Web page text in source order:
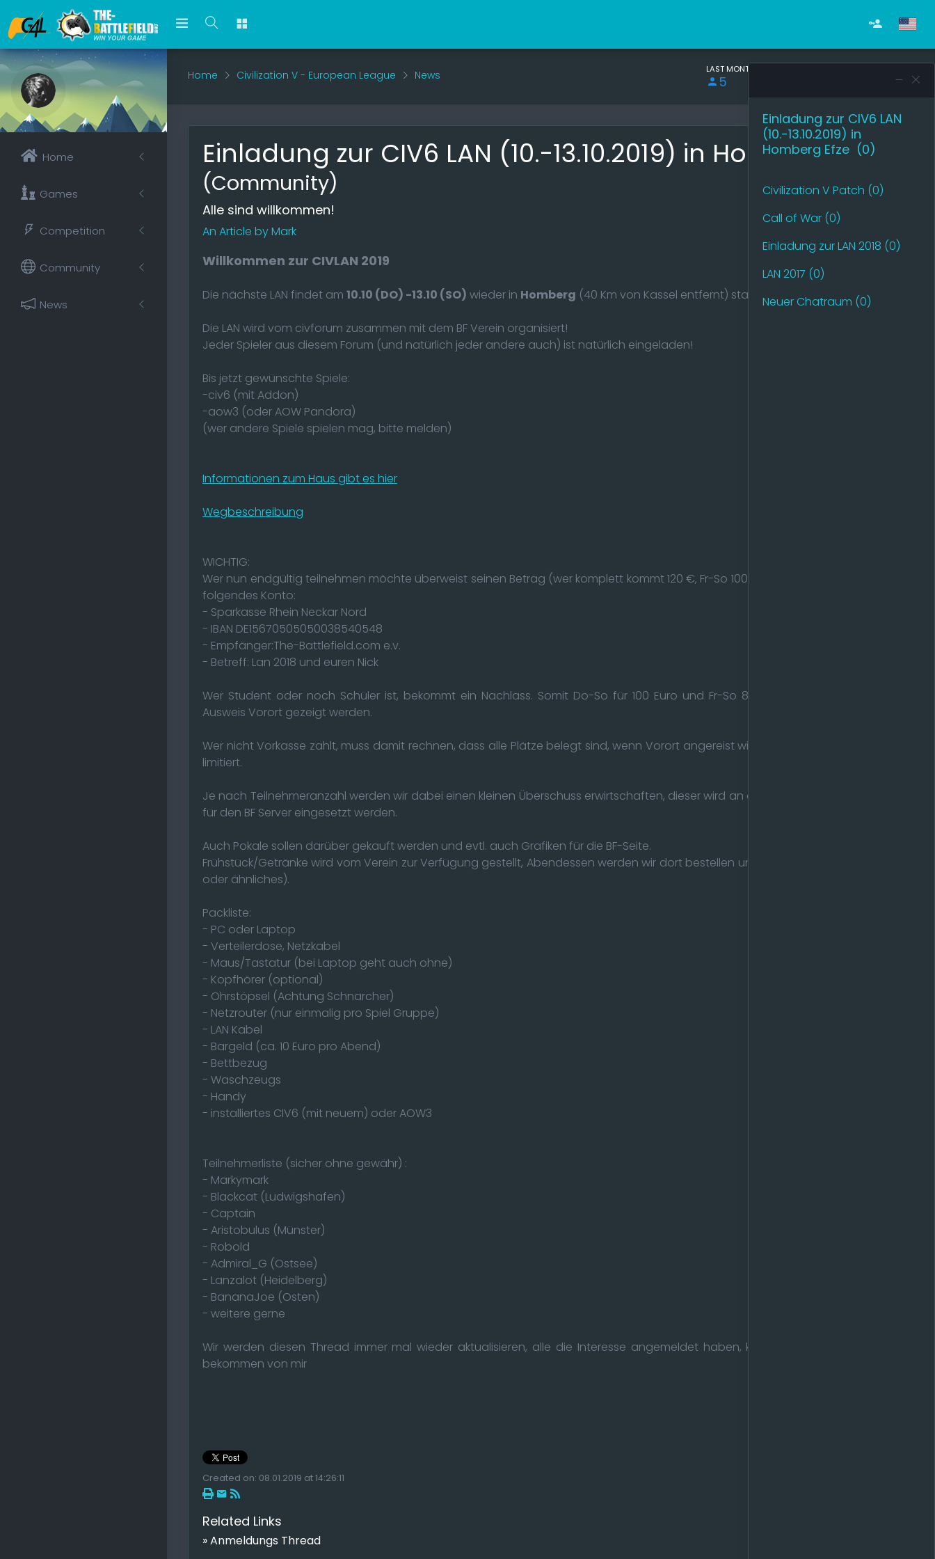
Home
Games
Competition
Community
News
Home Civilization V - European League News LAST MONTHS
5
Einladung zur CIV6 LAN (10.-13.10.2019) in Homberg Efze
(Community)
Alle sind willkommen!
An Article by Mark
Willkommen zur CIVLAN 2019
Die nächste LAN findet am 10.10 (DO) -13.10 (SO) wieder in Homberg (40 Km von Kassel entfernt) statt.
Die LAN wird vom civforum zusammen mit dem BF Verein organisiert!
Jeder Spieler aus diesem Forum (und natürlich jeder andere auch) ist natürlich eingeladen!
Bis jetzt gewünschte Spiele:
-civ6 (mit Addon)
-aow3 (oder AOW Pandora)
(wer andere Spiele spielen mag, bitte melden)
Informationen zum Haus gibt es hier
Wegbeschreibung
WICHTIG:
Wer nun endgültig teilnehmen möchte überweist seinen Betrag (wer komplett kommt 120 €‚ Fr-So 100 €, Rest auf Nachfrage ) auf
folgendes Konto:
- Sparkasse Rhein Neckar Nord
- IBAN DE15670505050038540548
- Empfänger:The-Battlefield.com e.v.
- Betreff: Lan 2018 und euren Nick
Wer Student oder noch Schüler ist, bekommt ein Nachlass. Somit Do-So für 100 Euro und Fr-So 80 Euro, allerdings muss der
Ausweis Vorort gezeigt werden.
Wer nicht Vorkasse zahlt, muss damit rechnen, dass alle Plätze belegt sind, wenn Vorort angereist wird. Die LAN wird auf 15 Plätze
limitiert.
Je nach Teilnehmeranzahl werden wir dabei einen kleinen Überschuss erwirtschaften, dieser wird an die Vereinskasse gehen und
für den BF Server eingesetzt werden.
Auch Pokale sollen darüber gekauft werden und evtl. auch Grafiken für die BF-Seite.
Frühstück/Getränke wird vom Verein zur Verfügung gestellt, Abendessen werden wir dort bestellen und uns bringen lassen (Pizza
oder ähnliches).
Packliste:
- PC oder Laptop
- Verteilerdose, Netzkabel
- Maus/Tastatur (bei Laptop geht auch ohne)
- Kopfhörer (optional)
- Ohrstöpsel (Achtung Schnarcher)
- Netzrouter (nur einmalig pro Spiel Gruppe)
- LAN Kabel
- Bargeld (ca. 10 Euro pro Abend)
- Bettbezug
- Waschzeugs
- Handy
- installiertes CIV6 (mit neuem) oder AOW3
Teilnehmerliste (sicher ohne gewähr) :
- Markymark
- Blackcat (Ludwigshafen)
- Captain
- Aristobulus (Münster)
- Robold
- Admiral_G (Ostsee)
- Lanzalot (Heidelberg)
- BananaJoe (Osten)
- weitere gerne
Wir werden diesen Thread immer mal wieder aktualisieren, alle die Interesse angemeldet haben, können dann auch eine PN
bekommen von mir
Created on: 08.01.2019 at 14:26:11
Related Links
» Anmeldungs Thread
Einladung zur CIV6 LAN
(10.-13.10.2019) in
Homberg Efze (0)
Civilization V Patch (0)
Call of War (0)
Einladung zur LAN 2018 (0)
LAN 2017 (0)
Neuer Chatraum (0)